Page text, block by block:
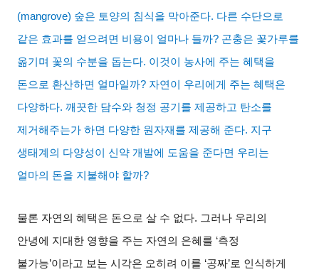
(mangrove) 숲은 토양의 침식을 막아준다. 다른 수단으로
같은 효과를 얻으려면 비용이 얼마나 들까? 곤충은 꽃가루를
옮기며 꽃의 수분을 돕는다. 이것이 농사에 주는 혜택을
돈으로 환산하면 얼마일까? 자연이 우리에게 주는 혜택은
다양하다.깨끗한 담수와 청정 공기를 제공하고 탄소를
제거해주는가 하면 다양한 원자재를 제공해 준다. 지구
생태계의 다양성이 신약 개발에 도움을 준다면 우리는
얼마의 돈을 지불해야 할까?
물론 자연의 혜택은 돈으로 살 수 없다. 그러나 우리의
안녕에 지대한 영향을 주는 자연의 은혜를 ‘측정
불가능’이라고 보는 시각은 오히려 이를 ‘공짜’로 인식하게